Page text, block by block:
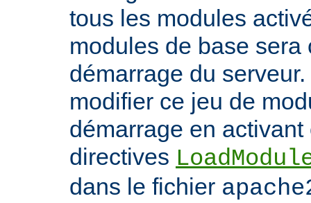
tous les modules
modules de base sera
démarrage du
modifier ce jeu de
démarrage en
directives
dans le fichier